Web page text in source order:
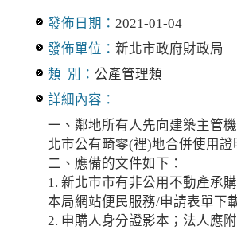
發佈日期： 2021-01-04
發佈單位： 新北市政府財政局
類 別： 公產管理類
詳細內容：
一、鄰地所有人先向建築主管
北市公有畸零(裡)地合併使用證
二、應備的文件如下：
1. 新北市市有非公用不動產承
本局網站便民服務/申請表單下
2. 申購人身分證影本；法人應